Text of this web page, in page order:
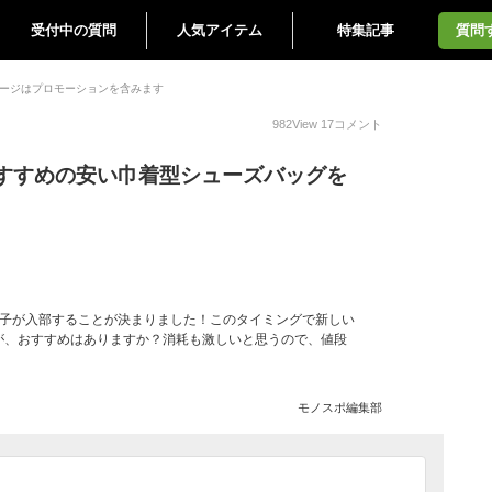
受付中の質問 人気アイテム 特集記事 質問
ジはプロモーションを含みます
982View 17コメント
すめの安い巾着型シューズバッグを
が入部することが決まりました！このタイミングで新しい
おすすめはありますか？消耗も激しいと思うので、値段
モノスポ編集部